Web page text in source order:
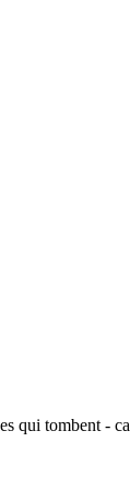
qui tombent -